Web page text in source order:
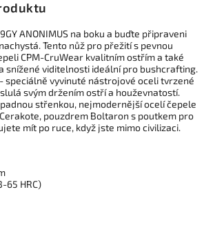
ANONIMUS na boku a buďte připraveni
Tento nůž pro přežití s pevnou
CPM-CruWear kvalitním ostřím a také
snížené viditelnosti ideální pro bushcrafting.
- speciálně vyvinuté nástrojové oceli tvrzené
svým držením ostří a houževnatostí.
střenkou, nejmodernější ocelí čepele
pouzdrem Boltaron s poutkem pro
mít po ruce, když jste mimo civilizaci.
65 HRC)